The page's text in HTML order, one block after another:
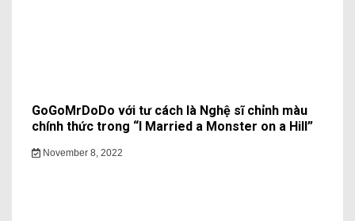
GoGoMrDoDo với tư cách là Nghệ sĩ chỉnh màu
chính thức trong “I Married a Monster on a Hill”
November 8, 2022